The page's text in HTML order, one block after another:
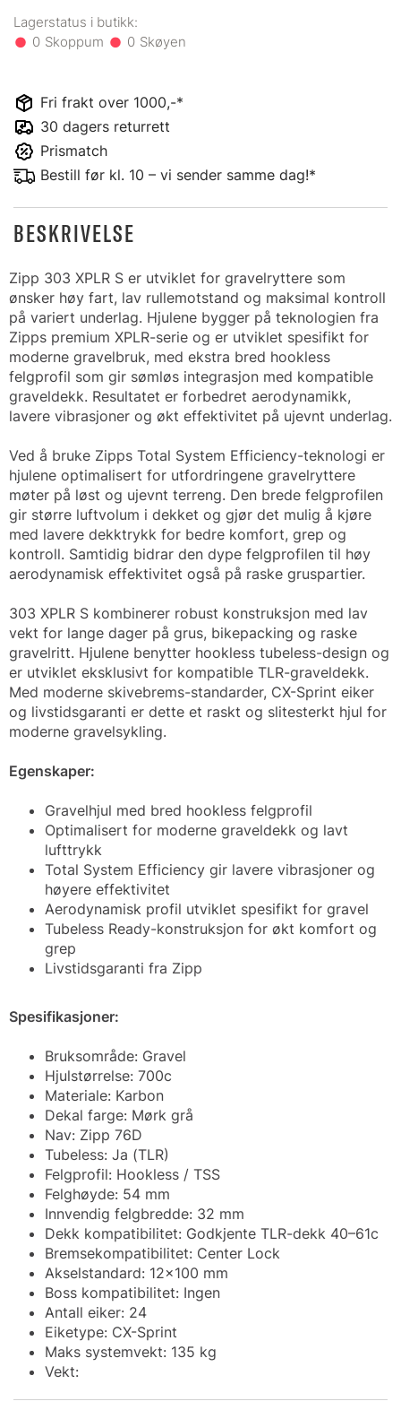
0 0
Fri frakt over 1000,-*
30 dagers returrett
Prismatch
Bestill før kl. 10 – vi sender samme dag!*
BESKRIVELSE
Zipp 303 XPLR S er utviklet for gravelryttere som
ønsker høy fart, lav rullemotstand og maksimal kontroll
på variert underlag. Hjulene bygger på teknologien fra
Zipps premium XPLR-serie og er utviklet spesifikt for
moderne gravelbruk, med ekstra bred hookless
felgprofil som gir sømløs integrasjon med kompatible
graveldekk. Resultatet er forbedret aerodynamikk,
lavere vibrasjoner og økt effektivitet på ujevnt underlag.
Ved å bruke Zipps Total System Efficiency-teknologi er
hjulene optimalisert for utfordringene gravelryttere
møter på løst og ujevnt terreng. Den brede felgprofilen
gir større luftvolum i dekket og gjør det mulig å kjøre
med lavere dekktrykk for bedre komfort, grep og
kontroll. Samtidig bidrar den dype felgprofilen til høy
aerodynamisk effektivitet også på raske gruspartier.
303 XPLR S kombinerer robust konstruksjon med lav
vekt for lange dager på grus, bikepacking og raske
gravelritt. Hjulene benytter hookless tubeless-design og
er utviklet eksklusivt for kompatible TLR-graveldekk.
Med moderne skivebrems-standarder, CX-Sprint eiker
og livstidsgaranti er dette et raskt og slitesterkt hjul for
moderne gravelsykling.
Egenskaper:
Gravelhjul med bred hookless felgprofil
Optimalisert for moderne graveldekk og lavt
lufttrykk
Total System Efficiency gir lavere vibrasjoner og
høyere effektivitet
Aerodynamisk profil utviklet spesifikt for gravel
Tubeless Ready-konstruksjon for økt komfort og
grep
Livstidsgaranti fra Zipp
Spesifikasjoner:
Bruksområde: Gravel
Hjulstørrelse: 700c
Materiale: Karbon
Dekal farge: Mørk grå
Nav: Zipp 76D
Tubeless: Ja (TLR)
Felgprofil: Hookless / TSS
Felghøyde: 54 mm
Innvendig felgbredde: 32 mm
Dekk kompatibilitet: Godkjente TLR-dekk 40–61c
Bremsekompatibilitet: Center Lock
Akselstandard: 12x100 mm
Boss kompatibilitet: Ingen
Antall eiker: 24
Eiketype: CX-Sprint
Maks systemvekt: 135 kg
Vekt: